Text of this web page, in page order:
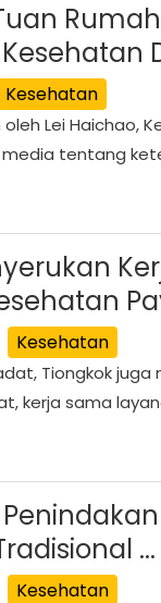
Kesehatan
Lei Haichao,
tentang
Kesehatan
Tiongkok
kerja sama
...
Kesehatan